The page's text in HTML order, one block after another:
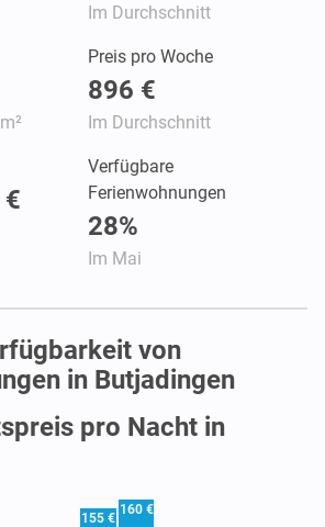
Im Durchschnitt
Preis pro Woche
896 €
Im Durchschnitt
Verfügbare
Ferienwohnungen
28%
Im Mai
von
in Butjadingen
pro Nacht in
155 €
160 €